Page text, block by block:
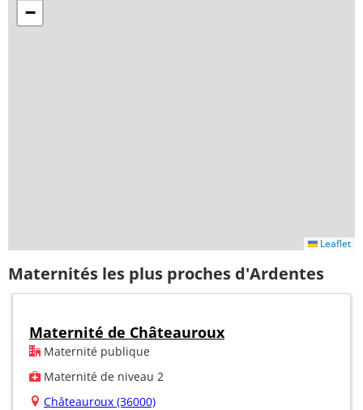
−
Leaflet
Maternités les plus proches d'Ardentes
Maternité de Châteauroux
Maternité publique
Maternité de niveau 2
Châteauroux (36000)